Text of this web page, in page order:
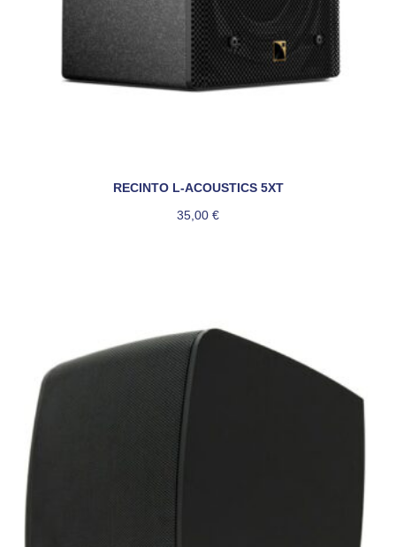
RECINTO L-ACOUSTICS 5XT
35,00 €